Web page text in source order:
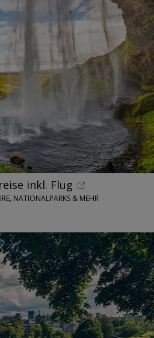
inkl. Flug
NATIONALPARKS & MEHR